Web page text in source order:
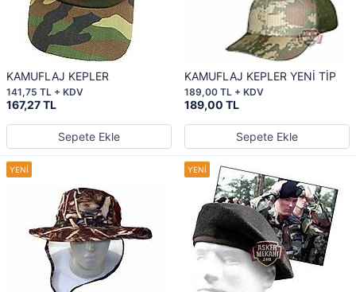
KAMUFLAJ KEPLER
167,27 TL
141,75 TL + KDV
Sepete Ekle
KAMUFLAJ KEPLER YENİ TİP
189,00 TL
189,00 TL + KDV
Sepete Ekle